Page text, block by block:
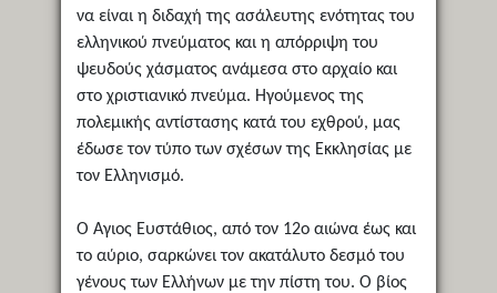
να είναι η διδαχή της ασάλευτης ενότητας του
ελληνικού πνεύματος και η απόρριψη του
ψευδούς χάσματος ανάμεσα στο αρχαίο και
στο χριστιανικό πνεύμα. Ηγούμενος της
πολεμικής αντίστασης κατά του εχθρού, μας
έδωσε τον τύπο των σχέσων της Εκκλησίας με
τον Ελληνισμό.
Ο Άγιος Ευστάθιος, από τον 12ο αιώνα έως και
το αύριο, σαρκώνει τον ακατάλυτο δεσμό του
γένους των Ελλήνων με την πίστη του. Ο βίος